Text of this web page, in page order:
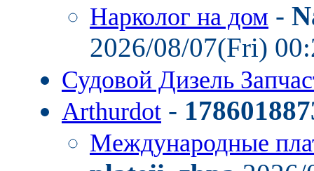
Нарколог на дом -
2026/08/07(Fri)
Судовой Дизель
Arthurdot -
Международные